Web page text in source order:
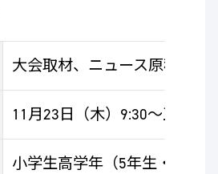
大会取材、ニュース原稿作成
11月23日（木）9:30～正午ご
小学生高学年（5年生・6年生